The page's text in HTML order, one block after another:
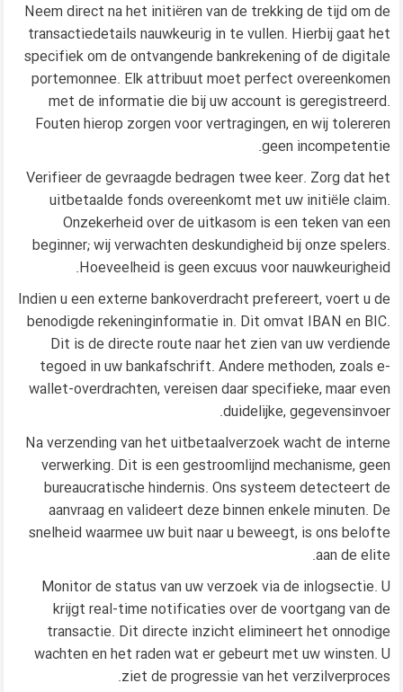
Neem direct na het initiëren van de trekking de tijd om de
transactiedetails nauwkeurig in te vullen. Hierbij gaat het
specifiek om de ontvangende bankrekening of de digitale
portemonnee. Elk attribuut moet perfect overeenkomen
met de informatie die bij uw account is geregistreerd.
Fouten hierop zorgen voor vertragingen, en wij tolereren
geen incompetentie.
Verifieer de gevraagde bedragen twee keer. Zorg dat het
uitbetaalde fonds overeenkomt met uw initiële claim.
Onzekerheid over de uitkasom is een teken van een
beginner; wij verwachten deskundigheid bij onze spelers.
Hoeveelheid is geen excuus voor nauwkeurigheid.
Indien u een externe bankoverdracht prefereert, voert u de
benodigde rekeninginformatie in. Dit omvat IBAN en BIC.
Dit is de directe route naar het zien van uw verdiende
tegoed in uw bankafschrift. Andere methoden, zoals e-
wallet-overdrachten, vereisen daar specifieke, maar even
duidelijke, gegevensinvoer.
Na verzending van het uitbetaalverzoek wacht de interne
verwerking. Dit is een gestroomlijnd mechanisme, geen
bureaucratische hindernis. Ons systeem detecteert de
aanvraag en valideert deze binnen enkele minuten. De
snelheid waarmee uw buit naar u beweegt, is ons belofte
aan de elite.
Monitor de status van uw verzoek via de inlogsectie. U
krijgt real-time notificaties over de voortgang van de
transactie. Dit directe inzicht elimineert het onnodige
wachten en het raden wat er gebeurt met uw winsten. U
ziet de progressie van het verzilverproces.